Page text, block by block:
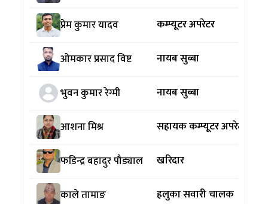
प्रेम कुमार यादव कम्प्यूटर अपरेटर
ओमकार प्रसाद विष्ट नायब सुब्बा
भुवन कुमार रेग्मी नायब सुब्बा
आशना मिश्र सहायक कम्प्यूटर अपरेटर
फडिन्द्र बहादुर पौड्याल खरिदार
काले तामाङ हलुका सवारी चालक